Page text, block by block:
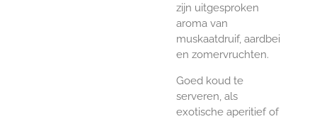
zijn uitgesproken
aroma van
muskaatdruif, aardbei
en zomervruchten.
Goed koud te
serveren, als
exotische aperitief of